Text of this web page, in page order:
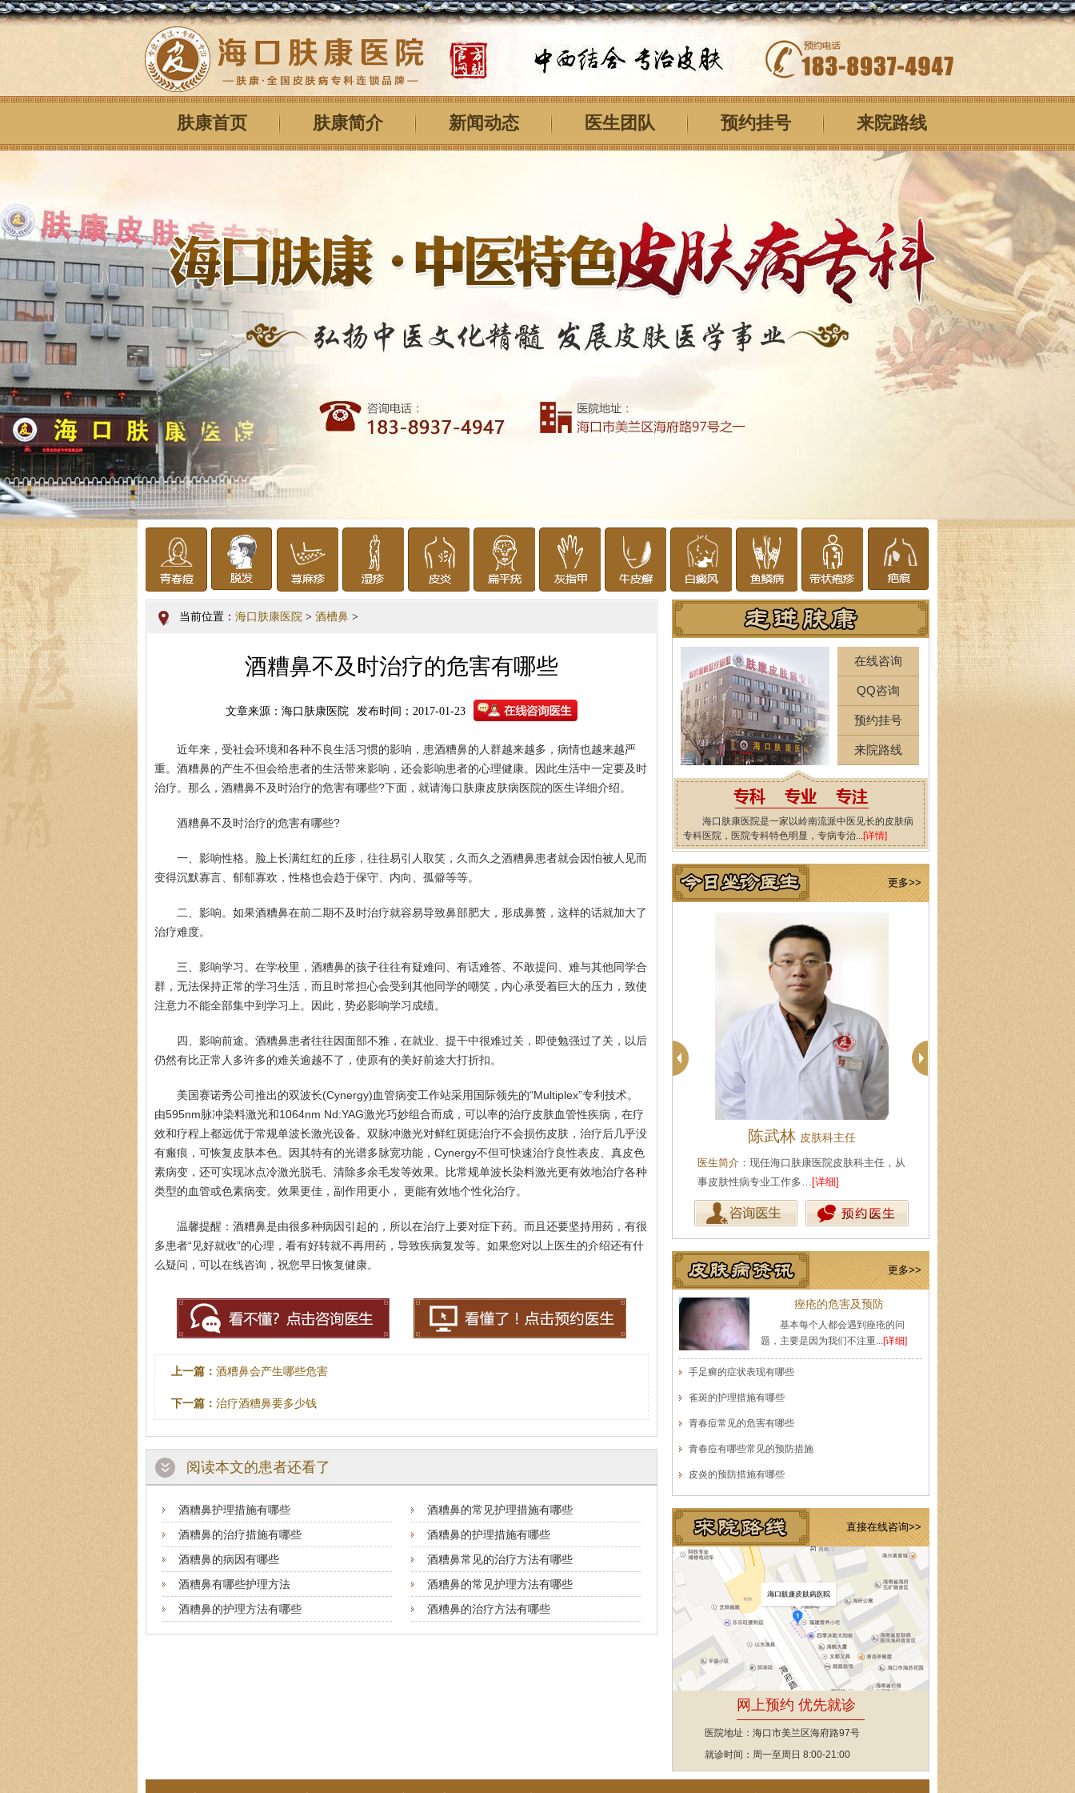
肤康首页 肤康简介 新闻动态 医生团队 预约挂号 来院路线
当前位置： 海口肤康医院 > 酒槽鼻 >
酒糟鼻不及时治疗的危害有哪些
文章来源：海口肤康医院 发布时间：2017-01-23
近年来，受社会环境和各种不良生活习惯的影响，患酒糟鼻的人群越来越多，病情也越来越严
重。酒糟鼻的产生不但会给患者的生活带来影响，还会影响患者的心理健康。因此生活中一定要及时
治疗。那么，酒糟鼻不及时治疗的危害有哪些?下面，就请海口肤康皮肤病医院的医生详细介绍。
酒糟鼻不及时治疗的危害有哪些?
一、影响性格。脸上长满红红的丘疹，往往易引人取笑，久而久之酒糟鼻患者就会因怕被人见而
变得沉默寡言、郁郁寡欢，性格也会趋于保守、内向、孤僻等等。
二、影响。如果酒糟鼻在前二期不及时治疗就容易导致鼻部肥大，形成鼻赘，这样的话就加大了
治疗难度。
三、影响学习。在学校里，酒糟鼻的孩子往往有疑难问、有话难答、不敢提问、难与其他同学合
群，无法保持正常的学习生活，而且时常担心会受到其他同学的嘲笑，内心承受着巨大的压力，致使
注意力不能全部集中到学习上。因此，势必影响学习成绩。
四、影响前途。酒糟鼻患者往往因面部不雅，在就业、提干中很难过关，即使勉强过了关，以后
仍然有比正常人多许多的难关逾越不了，使原有的美好前途大打折扣。
美国赛诺秀公司推出的双波长(Cynergy)血管病变工作站采用国际领先的“Multiplex”专利技术。
由595nm脉冲染料激光和1064nm Nd:YAG激光巧妙组合而成，可以率的治疗皮肤血管性疾病，在疗
效和疗程上都远优于常规单波长激光设备。双脉冲激光对鲜红斑痣治疗不会损伤皮肤，治疗后几乎没
有瘢痕，可恢复皮肤本色。因其特有的光谱多脉宽功能，Cynergy不但可快速治疗良性表皮、真皮色
素病变，还可实现冰点冷激光脱毛、清除多余毛发等效果。比常规单波长染料激光更有效地治疗各种
类型的血管或色素病变。效果更佳，副作用更小， 更能有效地个性化治疗。
温馨提醒：酒糟鼻是由很多种病因引起的，所以在治疗上要对症下药。而且还要坚持用药，有很
多患者“见好就收”的心理，看有好转就不再用药，导致疾病复发等。如果您对以上医生的介绍还有什
么疑问，可以在线咨询，祝您早日恢复健康。
上一篇： 酒糟鼻会产生哪些危害
下一篇： 治疗酒糟鼻要多少钱
阅读本文的患者还看了
酒糟鼻护理措施有哪些
酒糟鼻的常见护理措施有哪些
酒糟鼻的治疗措施有哪些
酒糟鼻的护理措施有哪些
酒糟鼻的病因有哪些
酒糟鼻常见的治疗方法有哪些
酒糟鼻有哪些护理方法
酒糟鼻的常见护理方法有哪些
酒糟鼻的护理方法有哪些
酒糟鼻的治疗方法有哪些
在线咨询
QQ咨询
预约挂号
来院路线
海口肤康医院是一家以岭南流派中医见长的皮肤病
专科医院，医院专科特色明显，专病专治...[详情]
更多>>
王珍 会诊专家 陈武林 皮肤科主任
医生简介 ：现任海口肤康医院皮肤科主任，从
事皮肤性病专业工作多… [详细]
更多>>
痤疮的危害及预防
基本每个人都会遇到痤疮的问
题，主要是因为我们不注重...[详细]
手足癣的症状表现有哪些
雀斑的护理措施有哪些
青春痘常见的危害有哪些
青春痘有哪些常见的预防措施
皮炎的预防措施有哪些
直接在线咨询>>
网上预约 优先就诊
医院地址：海口市美兰区海府路97号
就诊时间：周一至周日 8:00-21:00